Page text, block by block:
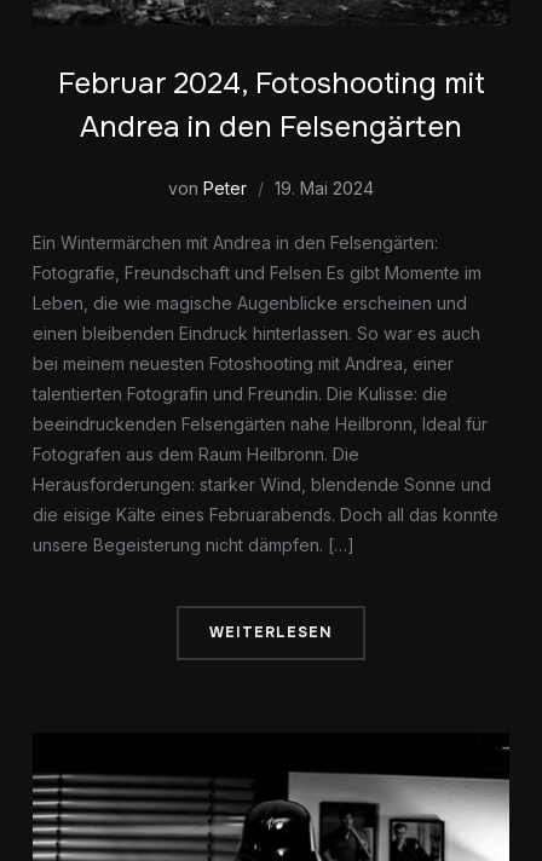
Februar 2024, Fotoshooting mit
Andrea in den Felsengärten
von Peter 19. Mai 2024
Ein Wintermärchen mit Andrea in den Felsengärten:
Fotografie, Freundschaft und Felsen Es gibt Momente im
Leben, die wie magische Augenblicke erscheinen und
einen bleibenden Eindruck hinterlassen. So war es auch
bei meinem neuesten Fotoshooting mit Andrea, einer
talentierten Fotografin und Freundin. Die Kulisse: die
beeindruckenden Felsengärten nahe Heilbronn, Ideal für
Fotografen aus dem Raum Heilbronn. Die
Herausforderungen: starker Wind, blendende Sonne und
die eisige Kälte eines Februarabends. Doch all das konnte
unsere Begeisterung nicht dämpfen. […]
WEITERLESEN